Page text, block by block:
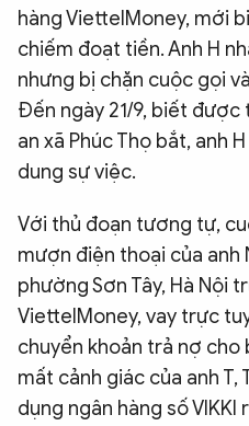
hàng ViettelMoney, mới
chiếm đoạt tiền. Anh H
nhưng bị chặn cuộc gọi
Đến ngày 21/9, biết được
an xã Phúc Thọ bắt, anh
dung sự việc.
Với thủ đoạn tương tự,
mượn điện thoại của anh
phường Sơn Tây, Hà Nội
ViettelMoney, vay trực
chuyển khoản trả nợ cho
mất cảnh giác của anh
dụng ngân hàng số